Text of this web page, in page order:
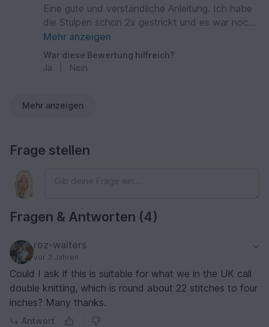
Eine gute und verständliche Anleitung. Ich habe
die Stulpen schon 2x gestrickt und es war noch
nicht das letzte mal.
Mehr anzeigen
War diese Bewertung hilfreich?
Ja
Nein
Mehr anzeigen
Frage stellen
Fragen & Antworten (4)
roz-walters
vor 3 Jahren
Could I ask if this is suitable for what we in the UK call
double knitting, which is round about 22 stitches to four
inches? Many thanks.
Antwort